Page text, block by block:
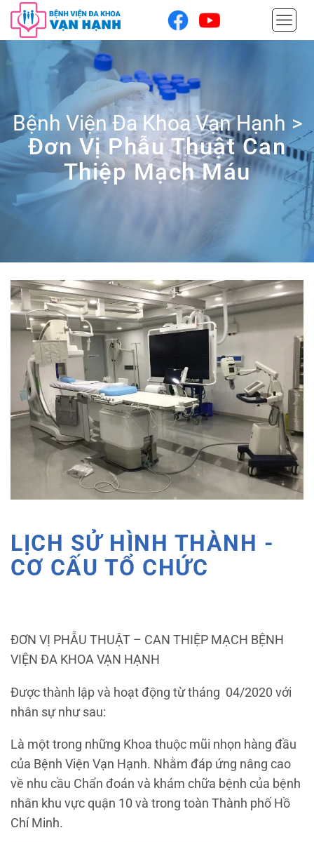
Bệnh Viện Đa Khoa Vạn Hạnh >
Đơn Vị Phẫu Thuật Can
Thiệp Mạch Máu
LỊCH SỬ HÌNH THÀNH -
CƠ CẤU TỔ CHỨC
ĐƠN VỊ PHẪU THUẬT – CAN THIỆP MẠCH BỆNH
VIỆN ĐA KHOA VẠN HẠNH
Được thành lập và hoạt động từ tháng 04/2020 với
nhân sự như sau:
Là một trong những Khoa thuộc mũi nhọn hàng đầu
của Bệnh Viện Vạn Hạnh. Nhằm đáp ứng nâng cao
về nhu cầu Chẩn đoán và khám chữa bệnh của bệnh
nhân khu vực quận 10 và trong toàn Thành phố Hồ
Chí Minh.